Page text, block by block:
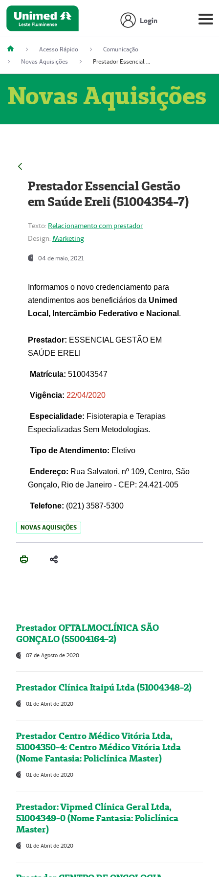
Login
Acesso Rápido
Comunicação
Novas Aquisições
Prestador Essencial Gestão em Saúde Ereli (51004354-7)
Novas Aquisições
Prestador Essencial Gestão
em Saúde Ereli (51004354-7)
Texto: Relacionamento com prestador
Design: Marketing
04 de maio, 2021
Informamos o novo credenciamento para
atendimentos aos beneficiários da Unimed
Local, Intercâmbio Federativo e Nacional .
Prestador: ESSENCIAL GESTÃO EM
SAÚDE ERELI
Matrícula: 510043547
Vigência: 22/04/2020
Especialidade: Fisioterapia e Terapias
Especializadas Sem Metodologias.
Tipo de Atendimento: Eletivo
Endereço: Rua Salvatori, nº 109, Centro, São
Gonçalo, Rio de Janeiro - CEP: 24.421-005
Telefone: (021) 3587-5300
NOVAS AQUISIÇÕES
Prestador OFTALMOCLÍNICA SÃO
GONÇALO (55004164-2)
07 de Agosto de 2020
Prestador Clínica Itaipú Ltda (51004348-2)
01 de Abril de 2020
Prestador Centro Médico Vitória Ltda,
51004350-4: Centro Médico Vitória Ltda
(Nome Fantasia: Policlínica Master)
01 de Abril de 2020
Prestador: Vipmed Clínica Geral Ltda,
51004349-0 (Nome Fantasia: Policlínica
Master)
01 de Abril de 2020